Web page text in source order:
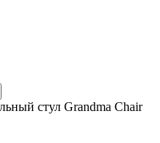
стул Grandma Chair